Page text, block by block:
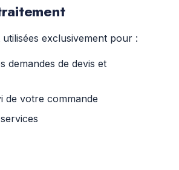
exclusivement pour :
demandes de devis et
de votre commande